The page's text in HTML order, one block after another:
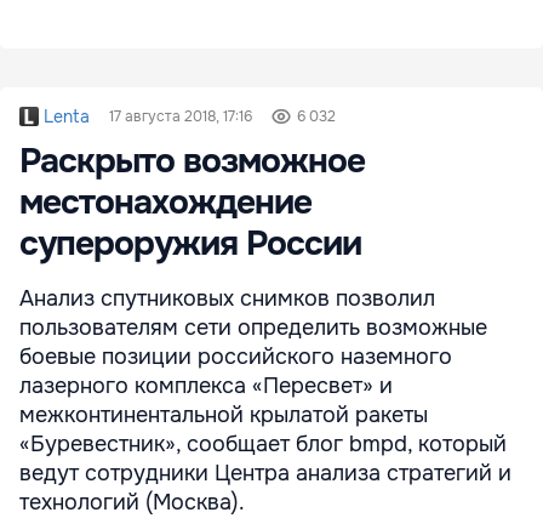
Lenta 17 августа 2018, 17:16 6 032
Раскрыто возможное
местонахождение
супероружия России
Анализ спутниковых снимков позволил
пользователям сети определить возможные
боевые позиции российского наземного
лазерного комплекса «Пересвет» и
межконтинентальной крылатой ракеты
«Буревестник», сообщает блог bmpd, который
ведут сотрудники Центра анализа стратегий и
технологий (Москва).